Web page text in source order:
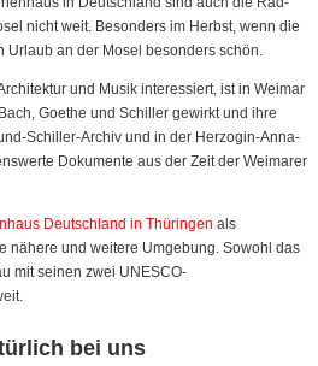
nicht weit. Besonders im Herbst, wenn die
Urlaub an der Mosel besonders schön.
und Musik interessiert, ist in Weimar
Goethe und Schiller gewirkt und ihre
Schiller-Archiv und in der Herzogin-Anna-
Dokumente aus der Zeit der Weimarer
Deutschland in Thüringen als
nähere und weitere Umgebung. Sowohl das
mit seinen zwei UNESCO-
bei uns